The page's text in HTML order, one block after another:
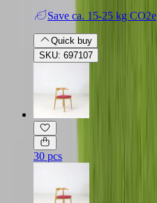
Save ca. 15-25 kg CO2e
Quick buy
SKU: 697107
30 pcs